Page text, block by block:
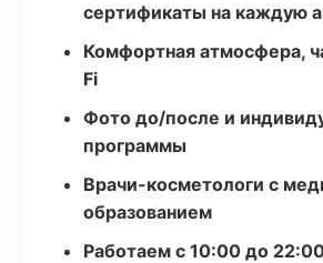
сертификаты на каждую
Комфортная атмосфера,
Fi
Фото до/после и
программы
Врачи-косметологи с
образованием
Работаем с 10:00 до